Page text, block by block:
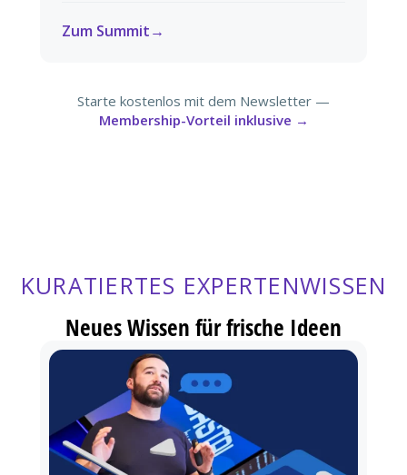
Zum Summit
Starte kostenlos mit dem Newsletter —
Membership-Vorteil inklusive →
KURATIERTES EXPERTENWISSEN
Neues Wissen für frische Ideen